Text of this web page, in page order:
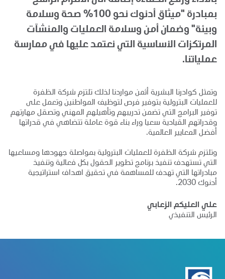
بمبادرة "ميثاق أدنوك نحو 100% صحة وسلامة
وبيئة" وضمان أمن وسلامة العمليات والمنشآت
المرتكزات الأساسية التي نعتمد عليها في ممارسة
عملياتنا.
وتمثل كوادرنا البشرية أثمن مواردنا لذلك تلتزم شركة الظفرة
للعمليات البترولية بتوفير فرص لتوظيف المواطنين وتعمل على
توفير البرامج التي تضمن تدريبهم وتأهيلهم المهني وتصقل مهارتهم
وقدراتهم القيادية سعيا وراء بناء قوة عاملة تتضاهي في قدراتها
أفضل المعايير العالمية.
وتلتزم شركة الظفرة للعمليات البترولية بمواصلة جهودها ومساعيها
التي تستهدف تنفيذ برنامج تطوير الحقول بكل فعالية وتنفيذ
مبادراتها التي تهدف للمساهمة في تحقيق اهداف استراتيجية
أدنوك 2030.
علي العليكم الزعابي
الرئيس التنفيذي